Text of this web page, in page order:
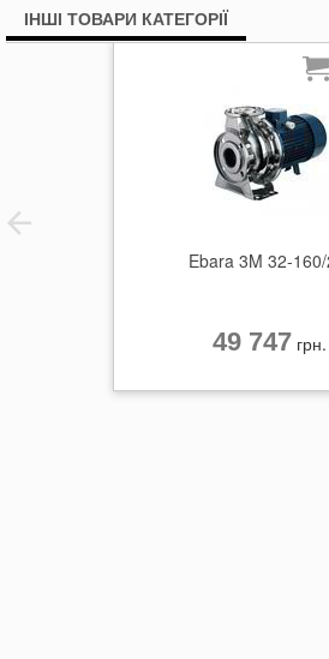
Насоси цієї серії рекомендовані
води та хімічно неагресивних до
рідин. Конструктивні характеристики
дозволяють рекомендовати їх для
аграрному секторі та
знаходяться в контакті з
нержавіючої сталі марок AISI
гарантування санітарної безпеки та
має бути встановленним в закритих
захищенних від негоди.
ІНШІ ТОВАРИ КАТЕГОРІЇ
Ebara 3M 32-
49 747 грн.